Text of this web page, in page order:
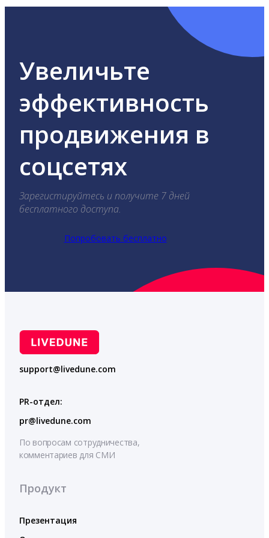
Увеличьте
эффективность
продвижения в
соцсетях
Зарегистируйтесь и получите 7 дней
бесплатного доступа.
Попробовать бесплатно
support@livedune.com
PR-отдел:
pr@livedune.com
По вопросам сотрудничества,
комментариев для СМИ
Продукт
Презентация